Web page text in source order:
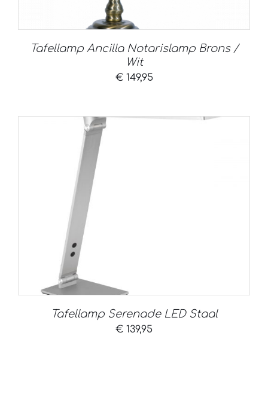
Tafellamp Ancilla Notarislamp Brons /
Wit
€149,95
Tafellamp Serenade LED Staal
€ 139,95